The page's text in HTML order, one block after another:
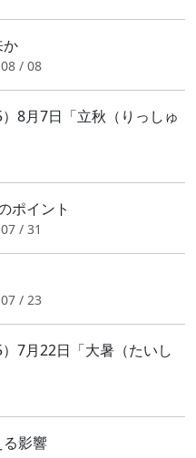
/ 08
8月7日「立秋（りっしゅ
ポイント
/ 31
/ 23
7月22日「大暑（たいし
る影響